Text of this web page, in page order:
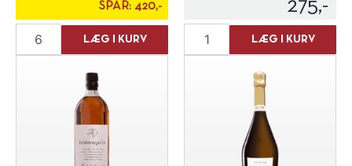
SPAR: 420,-
Ampelidae
Quarts
LÆG I KURV
275,-
"Icone"
LÆG I KURV